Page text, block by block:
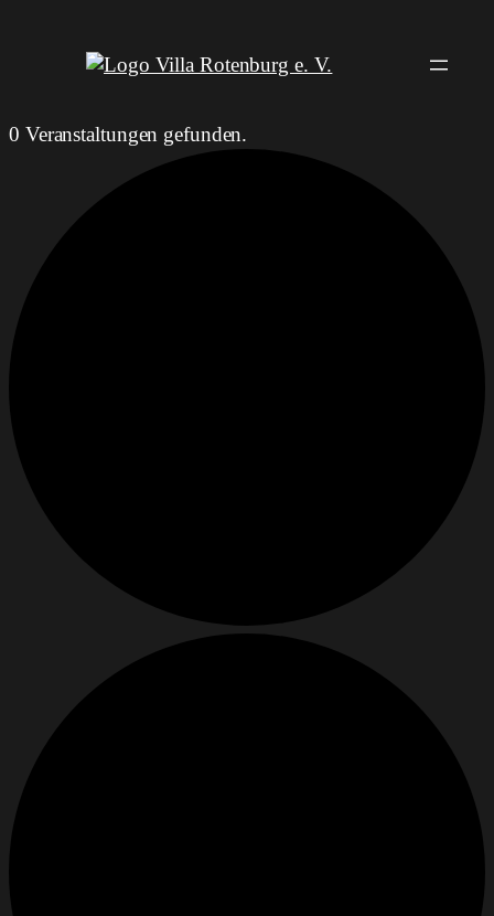
0 Veranstaltungen gefunden.